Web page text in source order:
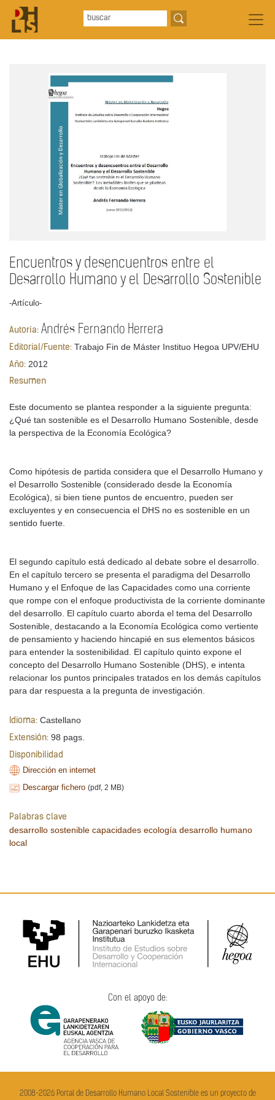
Encuentros y desencuentros entre el
Desarrollo Humano y el Desarrollo Sostenible
-Artículo-
Autoría: Andrés Fernando Herrera
Editorial/Fuente: Trabajo Fin de Máster Instituo Hegoa UPV/EHU
Año: 2012
Resumen
Este documento se plantea responder a la siguiente pregunta:
¿Qué tan sostenible es el Desarrollo Humano Sostenible, desde
la perspectiva de la Economía Ecológica?
Como hipótesis de partida considera que el Desarrollo Humano y
el Desarrollo Sostenible (considerado desde la Economía
Ecológica), si bien tiene puntos de encuentro, pueden ser
excluyentes y en consecuencia el DHS no es sostenible en un
sentido fuerte.
El segundo capítulo está dedicado al debate sobre el desarrollo.
En el capítulo tercero se presenta el paradigma del Desarrollo
Humano y el Enfoque de las Capacidades como una corriente
que rompe con el enfoque productivista de la corriente dominante
del desarrollo. El capítulo cuarto aborda el tema del Desarrollo
Sostenible, destacando a la Economía Ecológica como vertiente
de pensamiento y haciendo hincapié en sus elementos básicos
para entender la sostenibilidad. El capítulo quinto expone el
concepto del Desarrollo Humano Sostenible (DHS), e intenta
relacionar los puntos principales tratados en los demás capítulos
para dar respuesta a la pregunta de investigación.
Idioma: Castellano
Extensión: 98 pags.
Disponibilidad
Dirección en internet
Descargar fichero (pdf, 2 MB)
Palabras clave
desarrollo sostenible capacidades ecología desarrollo humano
local
Con el apoyo de:
2008-2026 Portal de Desarrollo Humano Local Sostenible es un proyecto de